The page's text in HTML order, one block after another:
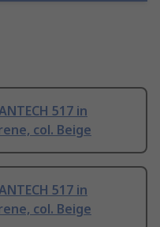
517 in
col. Beige
517 in
col. Beige